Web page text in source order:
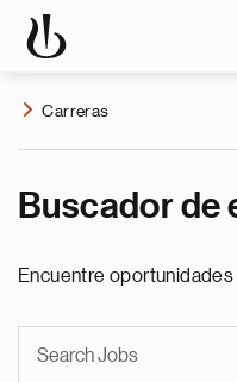
Carreras
Buscador de
Encuentre